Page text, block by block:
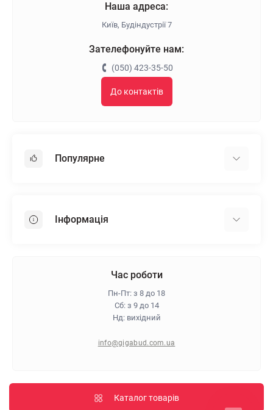
Наша адреса:
Київ, Будіндустрії 7
Зателефонуйте нам:
(050) 423-35-50
До контактів
Популярне
Пінопласт
Інформація
Гарантія та повернення
Політика конфіденційності
Час роботи
Пн-Пт: з 8 до 18
Сб: з 9 до 14
Нд: вихідний
info@gigabud.com.ua
Каталог товарів